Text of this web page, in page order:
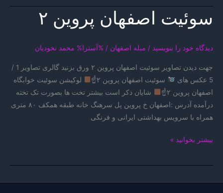
فرخ
۳سوئیت اصفهان پروین ۲
دیدگاه‌ خود را بنویسید / مبله اصفهان / %آسترا% محمد نخودیان
جهت دیدن تصاویر سوئیت اصفهان پروین ۲ ورق بزنید گالری تصاویر 1 /
5 عکس های
سوئیت اصفهان پروین ۲☝
لوکیشن سوئیت خوابگاه
اصفهان پروین ۲☝
شایان ذکر است بیشتر تخت ها بصورت تک تخته
درآمده آدرس :اصفهان خ پروین پل سرهنگ خانه طبقه همکف ۸۰ متری
همراه با سرویس بهداشتی ایرانی و فرنگی
سوئیت
پروین
بیشتر بخوانید »